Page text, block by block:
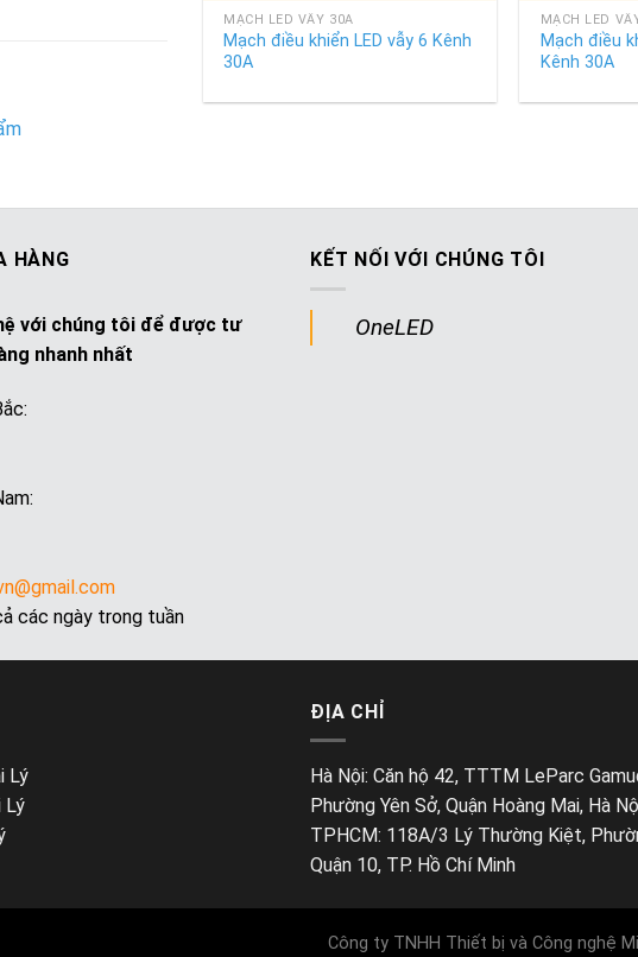
MẠCH LED VẪY 30A
Mạch điều khiển LED vẫy 6 Kênh
30A
MẠCH LED
Mạch điều
Kênh 30A
HÀNG
với chúng tôi để được tư
nhanh nhất
các ngày trong tuần
KẾT NỐI VỚI CHÚNG TÔI
OneLED
Lý
Lý
ĐỊA CHỈ
Hà Nội: Căn hộ 42, TTTM LeParc
Phường Yên Sở, Quận Hoàng Mai, Hà
TPHCM: 118A/3 Lý Thường Kiệt,
Quận 10, TP. Hồ Chí Minh
Công ty TNHH Thiết bị và Công nghệ